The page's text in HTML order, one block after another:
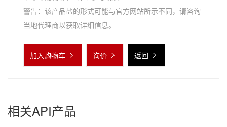
警告：该产品盐的形式可能与官方网站所示不同，请咨询
当地代理商以获取详细信息。
加入购物车 询价 返回
相关API产品